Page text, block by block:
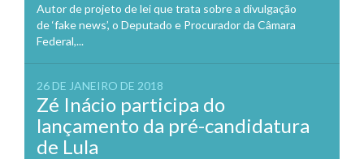
Autor de projeto de lei que trata sobre a divulgação
de ‘fake news’, o Deputado e Procurador da Câmara
Federal,...
26 DE JANEIRO DE 2018
Zé Inácio participa do
lançamento da pré-candidatura
de Lula